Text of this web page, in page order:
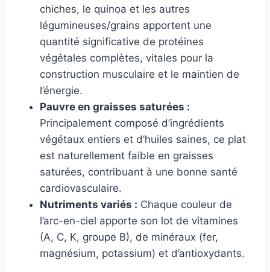
chiches, le quinoa et les autres
légumineuses/grains apportent une
quantité significative de protéines
végétales complètes, vitales pour la
construction musculaire et le maintien de
l’énergie.
Pauvre en graisses saturées :
Principalement composé d’ingrédients
végétaux entiers et d’huiles saines, ce plat
est naturellement faible en graisses
saturées, contribuant à une bonne santé
cardiovasculaire.
Nutriments variés : Chaque couleur de
l’arc-en-ciel apporte son lot de vitamines
(A, C, K, groupe B), de minéraux (fer,
magnésium, potassium) et d’antioxydants.